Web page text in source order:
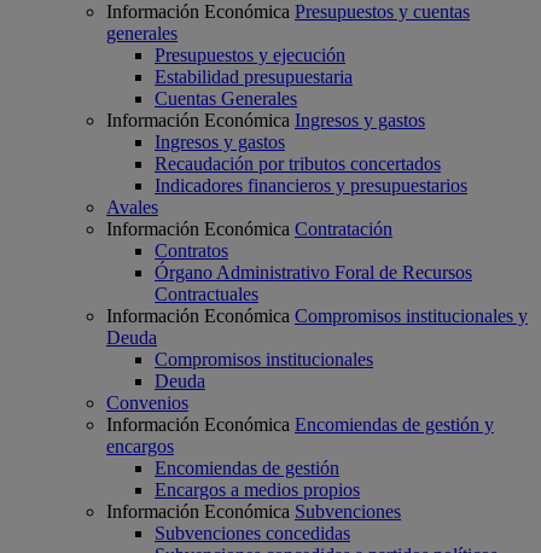
Información Económica Presupuestos y cuentas
generales
Presupuestos y ejecución
Estabilidad presupuestaria
Cuentas Generales
Información Económica Ingresos y gastos
Ingresos y gastos
Recaudación por tributos concertados
Indicadores financieros y presupuestarios
Avales
Información Económica Contratación
Contratos
Órgano Administrativo Foral de Recursos
Contractuales
Información Económica Compromisos institucionales y
Deuda
Compromisos institucionales
Deuda
Convenios
Información Económica Encomiendas de gestión y
encargos
Encomiendas de gestión
Encargos a medios propios
Información Económica Subvenciones
Subvenciones concedidas